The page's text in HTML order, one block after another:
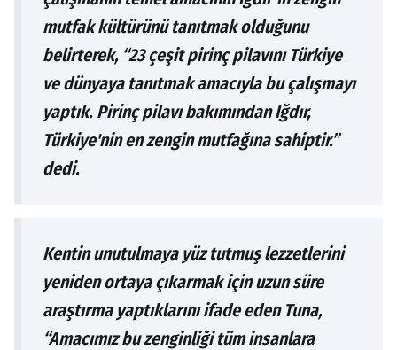
mutfak kültürünü tanıtmak olduğunu
belirterek, “23 çeşit pirinç pilavını Türkiye
ve dünyaya tanıtmak amacıyla bu çalışmayı
yaptık. Pirinç pilavı bakımından Iğdır,
Türkiye'nin en zengin mutfağına sahiptir.”
dedi.
Kentin unutulmaya yüz tutmuş lezzetlerini
yeniden ortaya çıkarmak için uzun süre
araştırma yaptıklarını ifade eden Tuna,
“Amacımız bu zenginliği tüm insanlara